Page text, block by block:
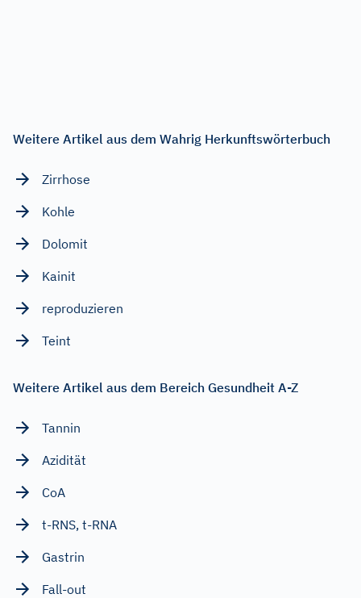
Weitere Artikel aus dem Wahrig Herkunftswörterbuch
Zirrhose
Kohle
Dolomit
Kainit
reproduzieren
Teint
Weitere Artikel aus dem Bereich Gesundheit A-Z
Tannin
Azidität
CoA
t-RNS, t-RNA
Gastrin
Fall-out